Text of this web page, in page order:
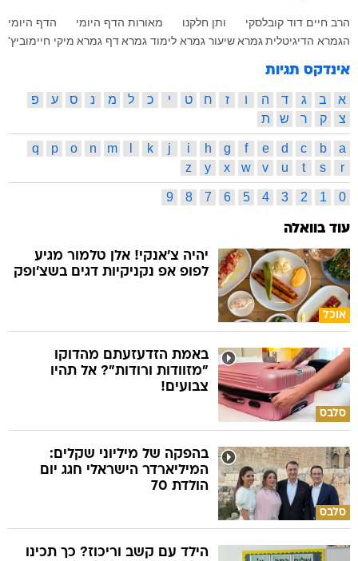
הרב חיים דוד קובלסקי ותן חלקנו מאורות הדף היומי
הדף היומי
הגמרא הדיגיטליתגמרא שיעור גמרא לימוד גמרא דף גמרא מיקי חיימוביץ'
אינדקס תגיות
א ב ג ד ה ו ז ח ט י כ ל מ נ ס ע
פ
צ
ק ר ש ת
a
b
c
d
e
f
g
h
i
j
k
m
n
o
p
q
r
s
t
u
v
w
x
y
z
0
1
2
3
4
5
6
7
8
9
עוד בוואלה
אוכל
יהיה צ'אנקי! אלן טלמור מגיע
לפופ אפ נקניקיות דגים בשצ'ופק
סלבס
באמת הזדעזעתם מהדוקו
"מזוודות ורודות"? אל תהיו
צבועים!
סלבס
בהפקה של מיליוני שקלים:
המיליארדר הישראלי חגג יום
הולדת 70
הילד עם קשב וריכוז? כך תכינו